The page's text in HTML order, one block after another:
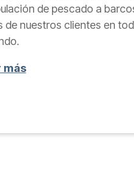
de pescado a
de nuestros clientes en
más